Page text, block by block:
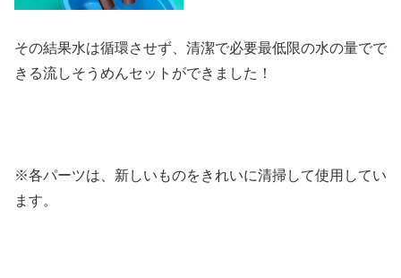
その結果水は循環させず、清潔で必要最低限の水の量でで
きる流しそうめんセットができました！
※各パーツは、新しいものをきれいに清掃して使用してい
ます。